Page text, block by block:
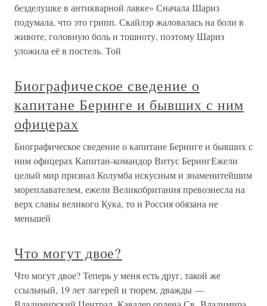
безделушке в антикварной лавке» Сначала Шариз
подумала, что это грипп. Скайлэр жаловалась на боли в
животе, головную боль и тошноту, поэтому Шариз
уложила её в постель. Той
Биографическое сведение о
капитане Беринге и бывших с ним
офицерах
Биографическое сведение о капитане Беринге и бывших с
ним офицерах Капитан-командор Витус БерингЕжели
целый мир признал Колумба искусным и знаменитейшим
мореплавателем, ежели Великобритания превознесла на
верх славы великого Кука, то и Россия обязана не
меньшей
Что могут двое?
Что могут двое? Теперь у меня есть друг, такой же
ссыльный, 19 лет лагерей и тюрем, дважды —